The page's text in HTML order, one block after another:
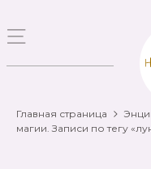
Главная страница
магии. Записи по тегу